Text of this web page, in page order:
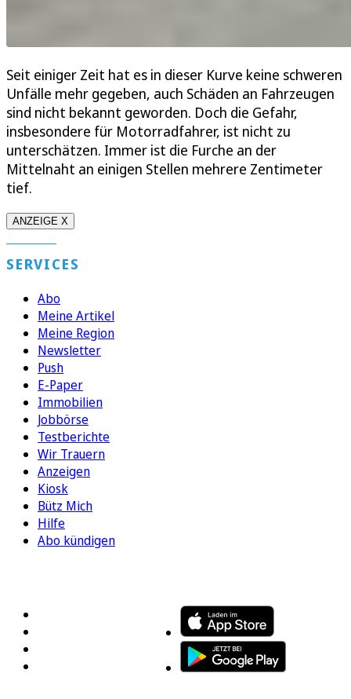
Seit einiger Zeit hat es in dieser Kurve keine schweren
Unfälle mehr gegeben, auch Schäden an Fahrzeugen
sind nicht bekannt geworden. Doch die Gefahr,
insbesondere für Motorradfahrer, ist nicht zu
unterschätzen. Immer ist die Furche an der
Mittelnaht an einigen Stellen mehrere Zentimeter
tief.
ANZEIGE X
SERVICES
Abo
Meine Artikel
Meine Region
Newsletter
Push
E-Paper
Immobilien
Jobbörse
Testberichte
Wir Trauern
Anzeigen
Kiosk
Bütz Mich
Hilfe
Abo kündigen